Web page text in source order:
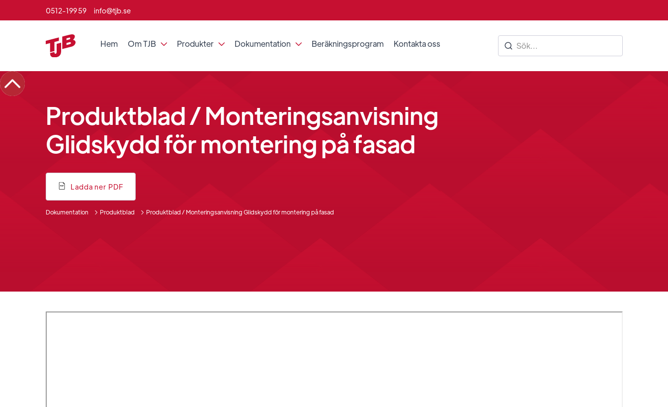
0512-199 59 info@tjb.se
Hem Om TJB  Produkter  Dokumentation  Beräkningsprogram Kontakta oss
Produktblad / Monteringsanvisning
Glidskydd för montering på fasad
Ladda ner PDF
Dokumentation Produktblad Produktblad / Monteringsanvisning Glidskydd för montering på fasad